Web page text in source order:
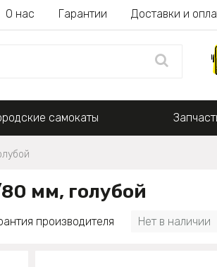
О нас Гарантии Доставки и
самокаты
мм, голубой
производителя Нет в наличии